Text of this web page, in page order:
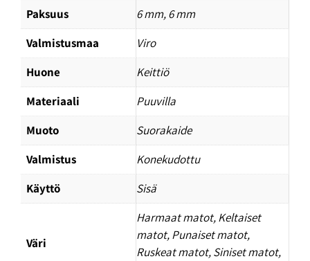
Paksuus
6 mm, 6 mm
Valmistusmaa
Viro
Huone
Keittiö
Materiaali
Puuvilla
Muoto
Suorakaide
Valmistus
Konekudottu
Käyttö
Sisä
Väri
Harmaat matot,Keltaiset
matot,Punaiset matot,
Ruskeat matot,Siniset matot,